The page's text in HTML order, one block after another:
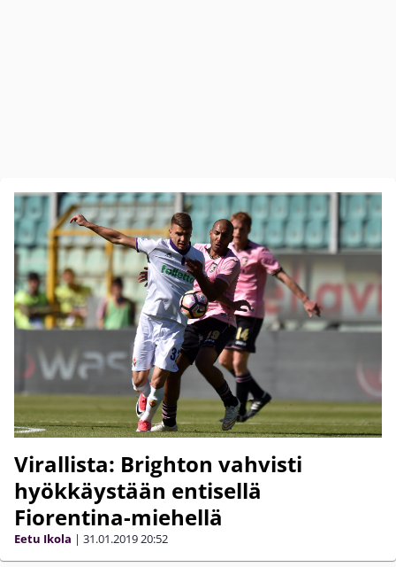
Virallista: Brighton vahvisti
hyökkäystään entisellä
Fiorentina-miehellä
Eetu Ikola | 31.01.201920:52